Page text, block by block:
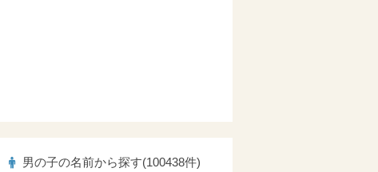
男の子の名前から探す(100438件)